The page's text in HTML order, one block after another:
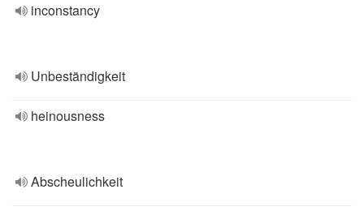
inconstancy
Unbeständigkeit
heinousness
Abscheulichkeit